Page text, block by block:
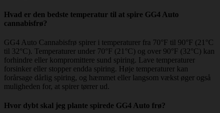
Hvad er den bedste temperatur til at spire GG4 Auto
cannabisfrø?
GG4 Auto Cannabisfrø spirer i temperaturer fra 70°F til 90°F (21°C
til 32°C). Temperaturer under 70°F (21°C) og over 90°F (32°C) kan
forhindre eller kompromittere sund spiring. Lave temperaturer
forsinker eller stopper endda spiring. Høje temperaturer kan
forårsage dårlig spiring, og hæmmet eller langsom vækst øger også
muligheden for, at spirer tørrer ud.
Hvor dybt skal jeg plante spirede GG4 Auto frø?